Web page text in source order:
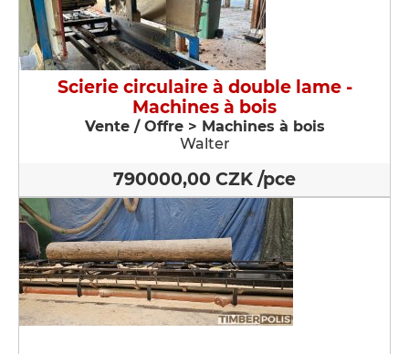
Scierie circulaire à double lame -
Machines à bois
Vente / Offre > Machines à bois
Walter
790000,00 CZK /pce